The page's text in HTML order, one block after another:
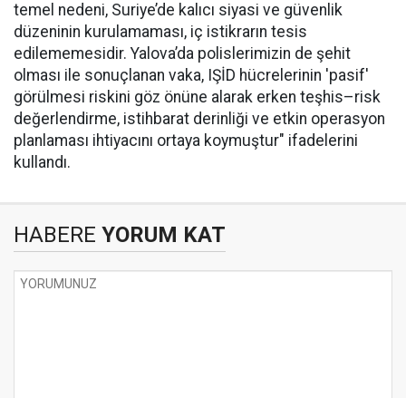
temel nedeni, Suriye’de kalıcı siyasi ve güvenlik
düzeninin kurulamaması, iç istikrarın tesis
edilememesidir. Yalova’da polislerimizin de şehit
olması ile sonuçlanan vaka, IŞİD hücrelerinin 'pasif'
görülmesi riskini göz önüne alarak erken teşhis–risk
değerlendirme, istihbarat derinliği ve etkin operasyon
planlaması ihtiyacını ortaya koymuştur" ifadelerini
kullandı.
HABERE YORUM KAT